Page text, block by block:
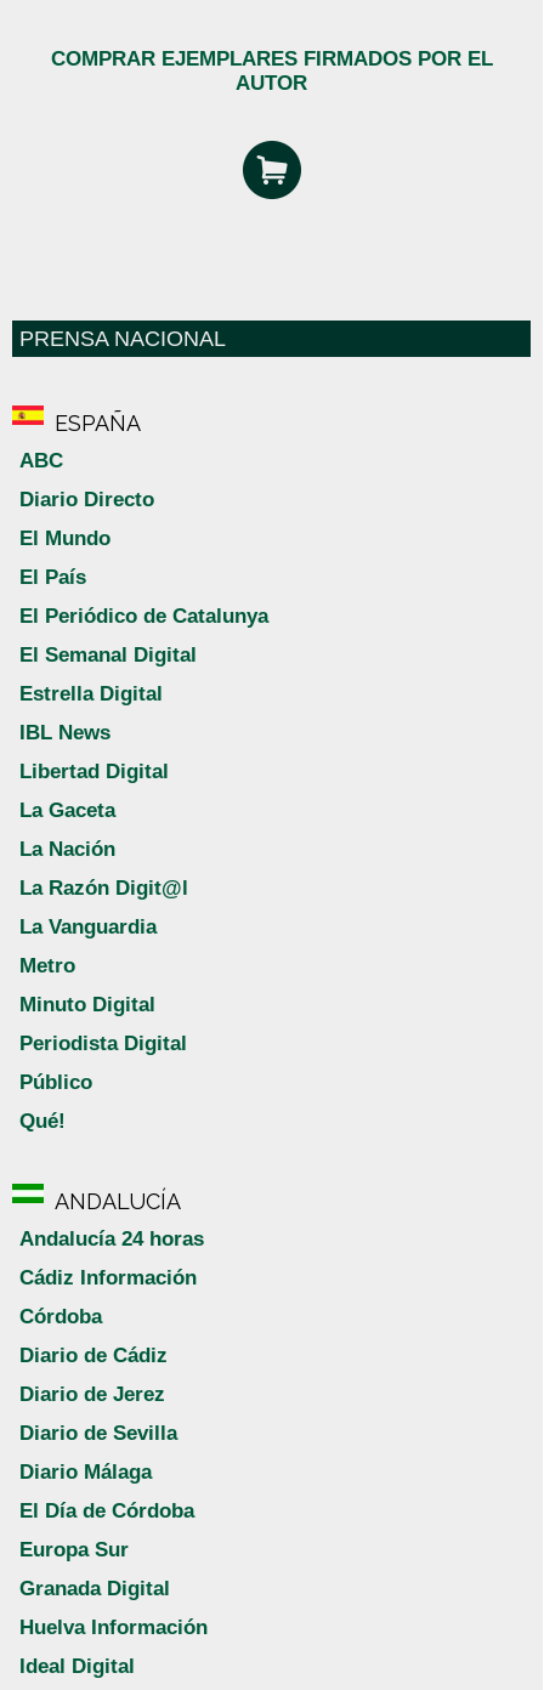
COMPRAR EJEMPLARES FIRMADOS POR EL
AUTOR
PRENSA NACIONAL
ESPAÑA
ABC
Diario Directo
El Mundo
El País
El Periódico de Catalunya
El Semanal Digital
Estrella Digital
IBL News
Libertad Digital
La Gaceta
La Nación
La Razón Digit@l
La Vanguardia
Metro
Minuto Digital
Periodista Digital
Público
Qué!
ANDALUCÍA
Andalucía 24 horas
Cádiz Información
Córdoba
Diario de Cádiz
Diario de Jerez
Diario de Sevilla
Diario Málaga
El Día de Córdoba
Europa Sur
Granada Digital
Huelva Información
Ideal Digital